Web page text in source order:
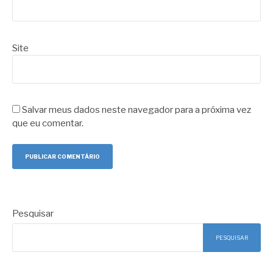
Site
Salvar meus dados neste navegador para a próxima vez
que eu comentar.
Pesquisar
PESQUISAR